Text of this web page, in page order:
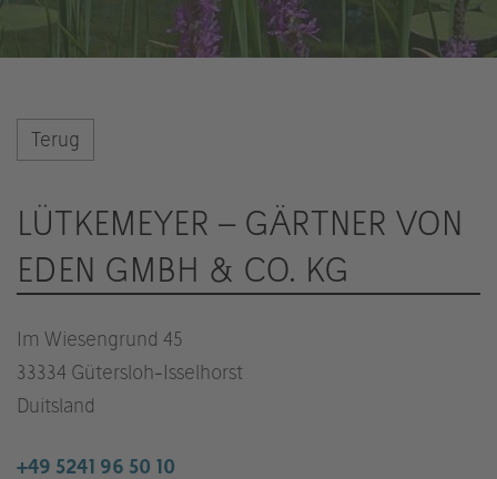
Terug
LÜTKEMEYER – GÄRTNER VON
EDEN GMBH & CO. KG
Im Wiesengrund 45
33334 Gütersloh-Isselhorst
Duitsland
+49 5241 96 50 10